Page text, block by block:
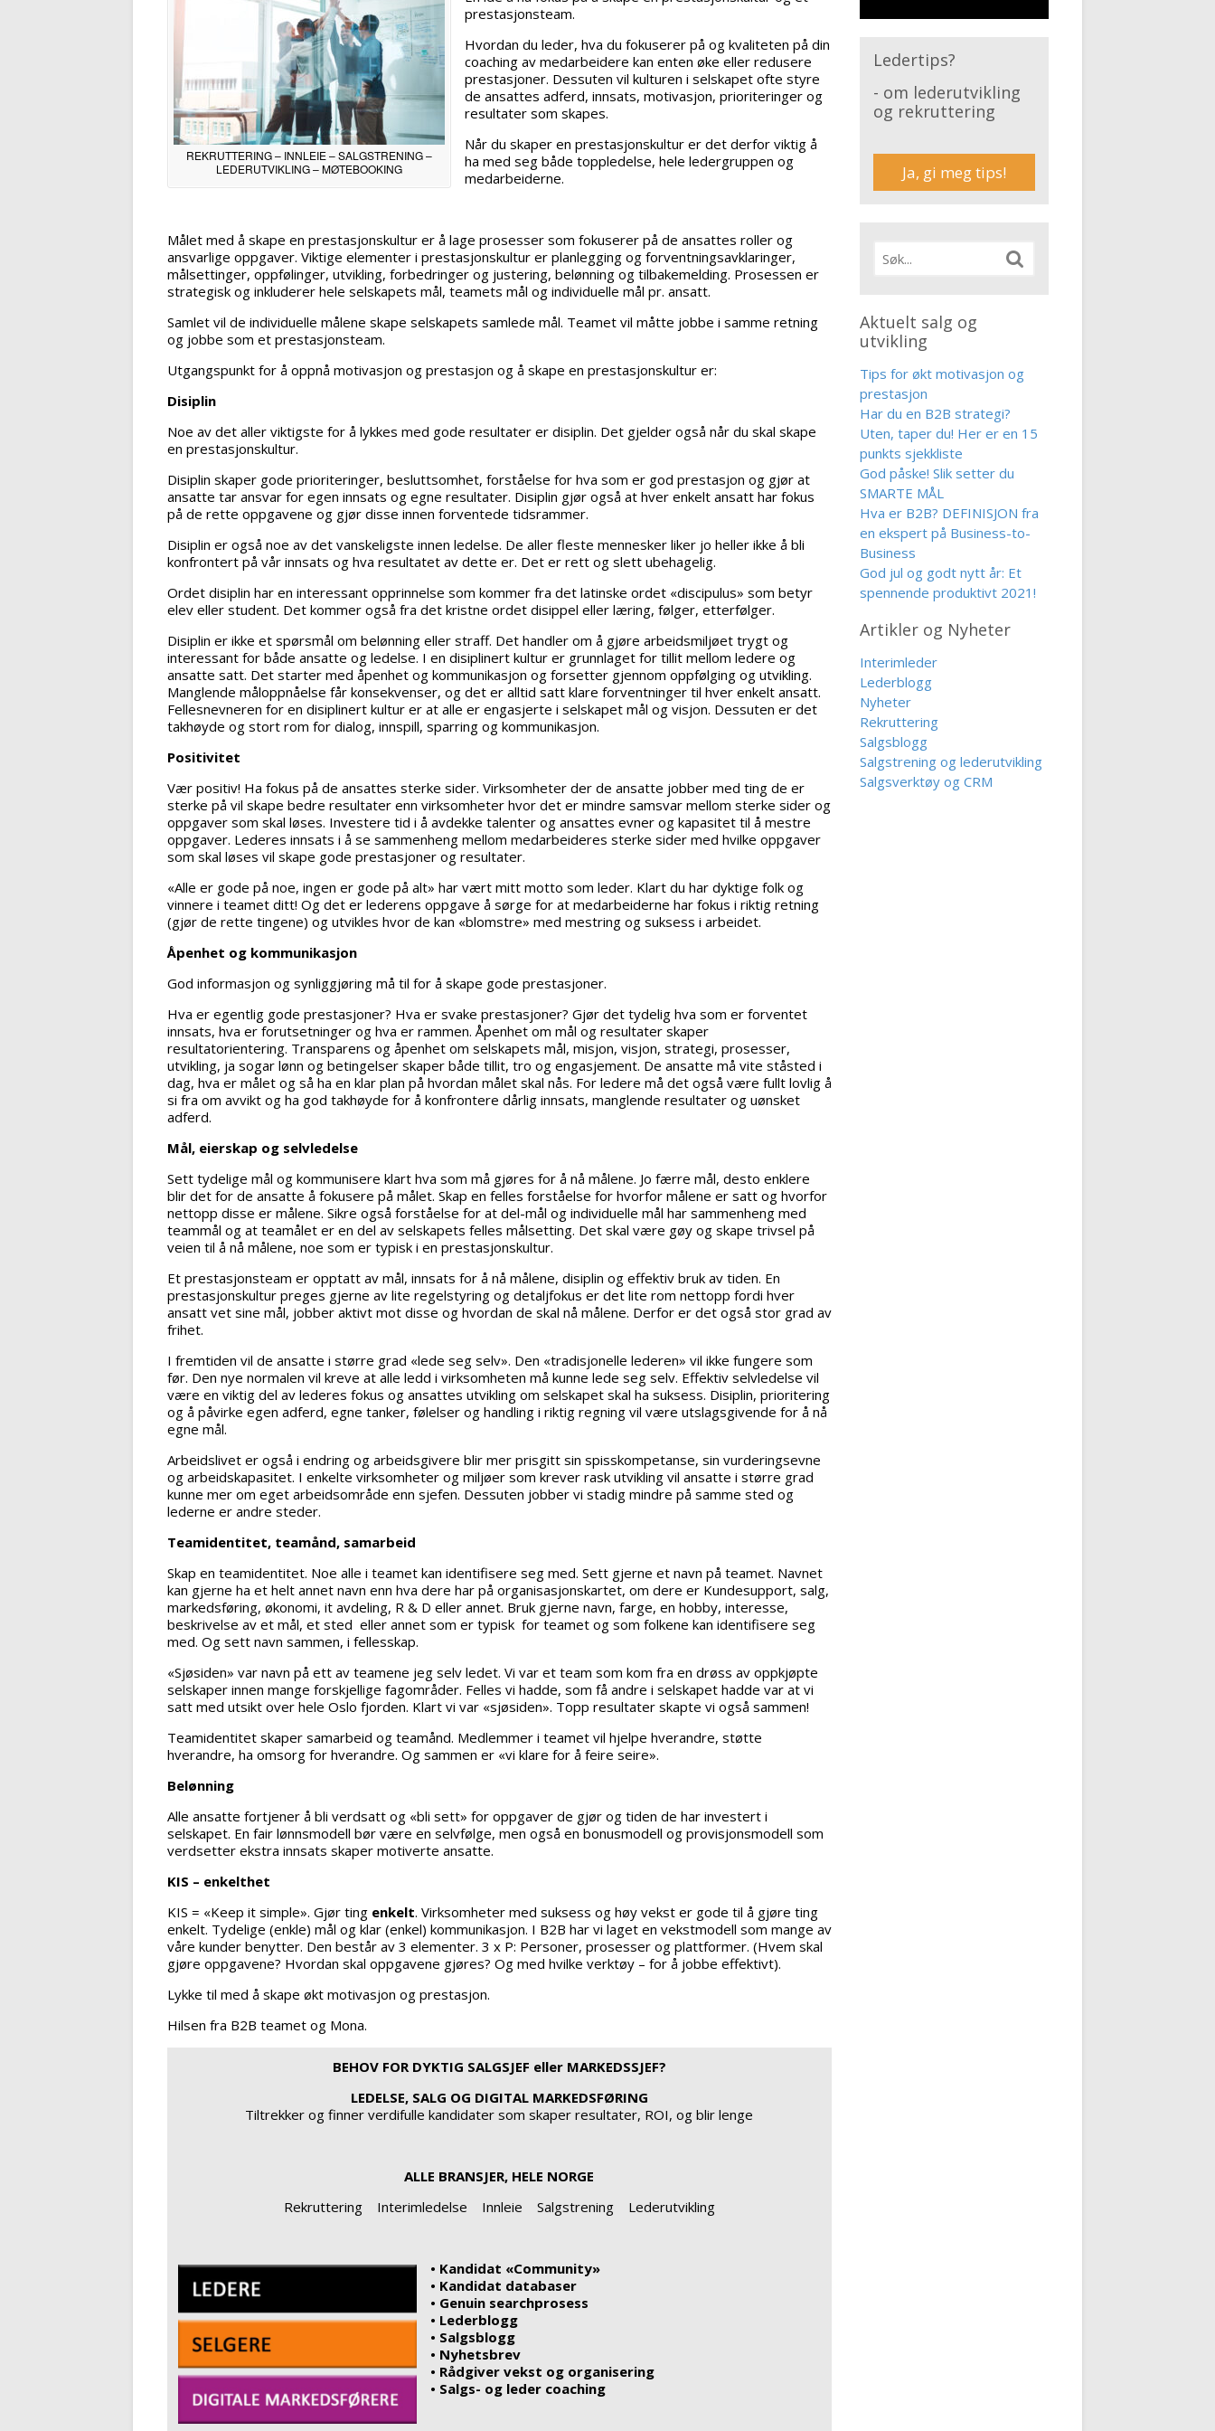
REKRUTTERING – INNLEIE – SALGSTRENING –
LEDERUTVIKLING – MØTEBOOKING
prestasjonsteam.
Hvordan du leder, hva du fokuserer på og kvaliteten på din
coaching av medarbeidere kan enten øke eller redusere
prestasjoner. Dessuten vil kulturen i selskapet ofte styre
de ansattes adferd, innsats, motivasjon, prioriteringer og
resultater som skapes.
Når du skaper en prestasjonskultur er det derfor viktig å
ha med seg både toppledelse, hele ledergruppen og
medarbeiderne.
Målet med å skape en prestasjonskultur er å lage prosesser som fokuserer på de ansattes roller og
ansvarlige oppgaver. Viktige elementer i prestasjonskultur er planlegging og forventningsavklaringer,
målsettinger, oppfølinger, utvikling, forbedringer og justering, belønning og tilbakemelding. Prosessen er
strategisk og inkluderer hele selskapets mål, teamets mål og individuelle mål pr. ansatt.
Samlet vil de individuelle målene skape selskapets samlede mål. Teamet vil måtte jobbe i samme retning
og jobbe som et prestasjonsteam.
Utgangspunkt for å oppnå motivasjon og prestasjon og å skape en prestasjonskultur er:
Disiplin
Noe av det aller viktigste for å lykkes med gode resultater er disiplin. Det gjelder også når du skal skape
en prestasjonskultur.
Disiplin skaper gode prioriteringer, besluttsomhet, forståelse for hva som er god prestasjon og gjør at
ansatte tar ansvar for egen innsats og egne resultater. Disiplin gjør også at hver enkelt ansatt har fokus
på de rette oppgavene og gjør disse innen forventede tidsrammer.
Disiplin er også noe av det vanskeligste innen ledelse. De aller fleste mennesker liker jo heller ikke å bli
konfrontert på vår innsats og hva resultatet av dette er. Det er rett og slett ubehagelig.
Ordet disiplin har en interessant opprinnelse som kommer fra det latinske ordet «discipulus» som betyr
elev eller student. Det kommer også fra det kristne ordet disippel eller læring, følger, etterfølger.
Disiplin er ikke et spørsmål om belønning eller straff. Det handler om å gjøre arbeidsmiljøet trygt og
interessant for både ansatte og ledelse. I en disiplinert kultur er grunnlaget for tillit mellom ledere og
ansatte satt. Det starter med åpenhet og kommunikasjon og forsetter gjennom oppfølging og utvikling.
Manglende måloppnåelse får konsekvenser, og det er alltid satt klare forventninger til hver enkelt ansatt.
Fellesnevneren for en disiplinert kultur er at alle er engasjerte i selskapet mål og visjon. Dessuten er det
takhøyde og stort rom for dialog, innspill, sparring og kommunikasjon.
Positivitet
Vær positiv! Ha fokus på de ansattes sterke sider. Virksomheter der de ansatte jobber med ting de er
sterke på vil skape bedre resultater enn virksomheter hvor det er mindre samsvar mellom sterke sider og
oppgaver som skal løses. Investere tid i å avdekke talenter og ansattes evner og kapasitet til å mestre
oppgaver. Lederes innsats i å se sammenheng mellom medarbeideres sterke sider med hvilke oppgaver
som skal løses vil skape gode prestasjoner og resultater.
«Alle er gode på noe, ingen er gode på alt» har vært mitt motto som leder. Klart du har dyktige folk og
vinnere i teamet ditt! Og det er lederens oppgave å sørge for at medarbeiderne har fokus i riktig retning
(gjør de rette tingene) og utvikles hvor de kan «blomstre» med mestring og suksess i arbeidet.
Åpenhet og kommunikasjon
God informasjon og synliggjøring må til for å skape gode prestasjoner.
Hva er egentlig gode prestasjoner? Hva er svake prestasjoner? Gjør det tydelig hva som er forventet
innsats, hva er forutsetninger og hva er rammen. Åpenhet om mål og resultater skaper
resultatorientering. Transparens og åpenhet om selskapets mål, misjon, visjon, strategi, prosesser,
utvikling, ja sogar lønn og betingelser skaper både tillit, tro og engasjement. De ansatte må vite ståsted i
dag, hva er målet og så ha en klar plan på hvordan målet skal nås. For ledere må det også være fullt lovlig å
si fra om avvikt og ha god takhøyde for å konfrontere dårlig innsats, manglende resultater og uønsket
adferd.
Mål, eierskap og selvledelse
Sett tydelige mål og kommunisere klart hva som må gjøres for å nå målene. Jo færre mål, desto enklere
blir det for de ansatte å fokusere på målet. Skap en felles forståelse for hvorfor målene er satt og hvorfor
nettopp disse er målene. Sikre også forståelse for at del-mål og individuelle mål har sammenheng med
teammål og at teamålet er en del av selskapets felles målsetting. Det skal være gøy og skape trivsel på
veien til å nå målene, noe som er typisk i en prestasjonskultur.
Et prestasjonsteam er opptatt av mål, innsats for å nå målene, disiplin og effektiv bruk av tiden. En
prestasjonskultur preges gjerne av lite regelstyring og detaljfokus er det lite rom nettopp fordi hver
ansatt vet sine mål, jobber aktivt mot disse og hvordan de skal nå målene. Derfor er det også stor grad av
frihet.
I fremtiden vil de ansatte i større grad «lede seg selv». Den «tradisjonelle lederen» vil ikke fungere som
før. Den nye normalen vil kreve at alle ledd i virksomheten må kunne lede seg selv. Effektiv selvledelse vil
være en viktig del av lederes fokus og ansattes utvikling om selskapet skal ha suksess. Disiplin, prioritering
og å påvirke egen adferd, egne tanker, følelser og handling i riktig regning vil være utslagsgivende for å nå
egne mål.
Arbeidslivet er også i endring og arbeidsgivere blir mer prisgitt sin spisskompetanse, sin vurderingsevne
og arbeidskapasitet. I enkelte virksomheter og miljøer som krever rask utvikling vil ansatte i større grad
kunne mer om eget arbeidsområde enn sjefen. Dessuten jobber vi stadig mindre på samme sted og
lederne er andre steder.
Teamidentitet, teamånd, samarbeid
Skap en teamidentitet. Noe alle i teamet kan identifisere seg med. Sett gjerne et navn på teamet. Navnet
kan gjerne ha et helt annet navn enn hva dere har på organisasjonskartet, om dere er Kundesupport, salg,
markedsføring, økonomi, it avdeling, R & D eller annet. Bruk gjerne navn, farge, en hobby, interesse,
beskrivelse av et mål, et sted eller annet som er typisk for teamet og som folkene kan identifisere seg
med. Og sett navn sammen, i fellesskap.
«Sjøsiden» var navn på ett av teamene jeg selv ledet. Vi var et team som kom fra en drøss av oppkjøpte
selskaper innen mange forskjellige fagområder. Felles vi hadde, som få andre i selskapet hadde var at vi
satt med utsikt over hele Oslo fjorden. Klart vi var «sjøsiden». Topp resultater skapte vi også sammen!
Teamidentitet skaper samarbeid og teamånd. Medlemmer i teamet vil hjelpe hverandre, støtte
hverandre, ha omsorg for hverandre. Og sammen er «vi klare for å feire seire».
Belønning
Alle ansatte fortjener å bli verdsatt og «bli sett» for oppgaver de gjør og tiden de har investert i
selskapet. En fair lønnsmodell bør være en selvfølge, men også en bonusmodell og provisjonsmodell som
verdsetter ekstra innsats skaper motiverte ansatte.
KIS – enkelthet
KIS = «Keep it simple». Gjør ting enkelt. Virksomheter med suksess og høy vekst er gode til å gjøre ting
enkelt. Tydelige (enkle) mål og klar (enkel) kommunikasjon. I B2B har vi laget en vekstmodell som mange av
våre kunder benytter. Den består av 3 elementer. 3 x P: Personer, prosesser og plattformer. (Hvem skal
gjøre oppgavene? Hvordan skal oppgavene gjøres? Og med hvilke verktøy – for å jobbe effektivt).
Lykke til med å skape økt motivasjon og prestasjon.
Hilsen fra B2B teamet og Mona.
BEHOV FOR DYKTIG SALGSJEF eller MARKEDSSJEF?
LEDELSE, SALG OG DIGITAL MARKEDSFØRING
Tiltrekker og finner verdifulle kandidater som skaper resultater, ROI, og blir lenge
ALLE BRANSJER, HELE NORGE
Rekruttering Interimledelse Innleie Salgstrening Lederutvikling
• Kandidat «Community»
• Kandidat databaser
• Genuin searchprosess
• Lederblogg
• Salgsblogg
• Nyhetsbrev
• Rådgiver vekst og organisering
• Salgs- og leder coaching
Ledertips?
- om lederutvikling
og rekruttering
Ja, gi meg tips!
Aktuelt salg og
utvikling
Tips for økt motivasjon og
prestasjon
Har du en B2B strategi?
Uten, taper du! Her er en 15
punkts sjekkliste
God påske! Slik setter du
SMARTE MÅL
Hva er B2B? DEFINISJON fra
en ekspert på Business-to-
Business
God jul og godt nytt år: Et
spennende produktivt 2021!
Artikler og Nyheter
Interimleder
Lederblogg
Nyheter
Rekruttering
Salgsblogg
Salgstrening og lederutvikling
Salgsverktøy og CRM